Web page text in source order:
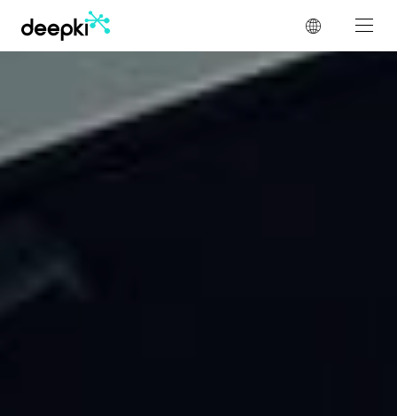
Panneau de gestion des cookies